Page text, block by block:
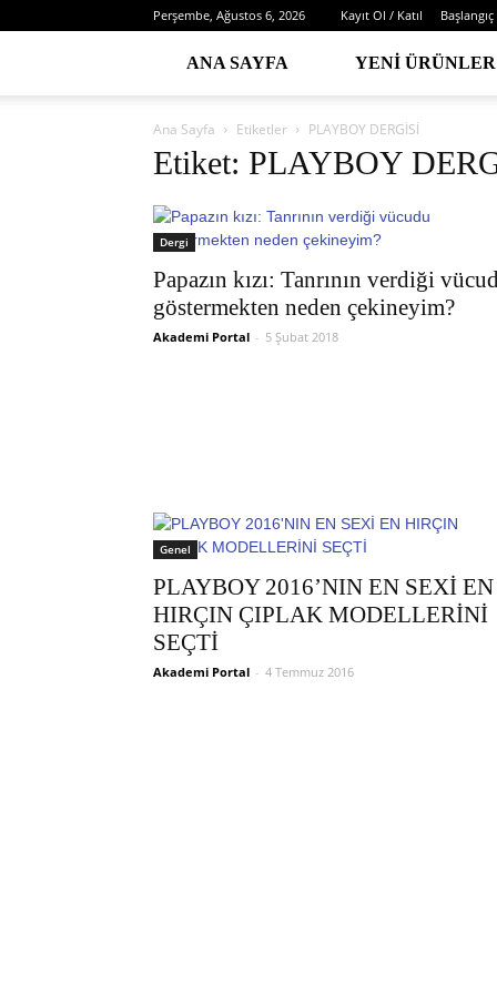
Perşembe, Ağustos 6, 2026 Kayıt Ol / Katıl Başlangıç
ANA SAYFA YENI ÜRÜNLER
Ana Sayfa Etiketler PLAYBOY DERGİSİ
Etiket: PLAYBOY
Dergi
Papazın kızı: Tanrının verdiği
göstermekten neden çekineyim?
Akademi Portal - 5 Şubat 2018
Genel
PLAYBOY 2016’NIN EN SEXİ EN
HIRÇIN ÇIPLAK MODELLERİNİ
SEÇTİ
Akademi Portal - 4 Temmuz 2016